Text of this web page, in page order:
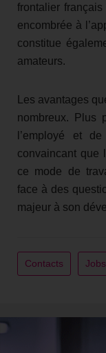
frontalier
encombrée à
constitue
amateurs.
Les avantages
nombreux. Plus
l’employé et
convaincant que
ce mode de
face à des
majeur à son
Contacts Jobs